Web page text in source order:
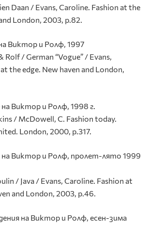
Daan / Evans, Caroline. Fashion at the
London, 2003, p.82.
Виктор и Ролф, 1997
/ German “Vogue” / Evans,
the edge. New haven and London,
Виктор и Ролф, 1998 г.
/ McDowell, C. Fashion today.
London, 2000, p.317.
на Виктор и Ролф, пролет-лято 1999
/ Java / Evans, Caroline. Fashion at
and London, 2003, p.46.
на Виктор и Ролф, есен-зима